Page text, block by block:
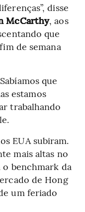
disse
McCarthy, aos
que
de semana
que
estamos
trabalhando
EUA subiram.
mais altas no
o benchmark da
de Hong
um feriado